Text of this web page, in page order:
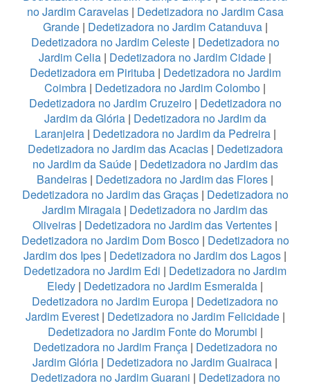
no Jardim Caravelas| Dedetizadora no Jardim Casa
Grande| Dedetizadora no Jardim Catanduva|
Dedetizadora no Jardim Celeste| Dedetizadora no
Jardim Celia | Dedetizadora no Jardim Cidade |
Dedetizadora em Pirituba| Dedetizadora no Jardim
Coimbra | Dedetizadora no Jardim Colombo |
Dedetizadora no Jardim Cruzeiro| Dedetizadora no
Jardim da Glória| Dedetizadora no Jardim da
Laranjeira| Dedetizadora no Jardim da Pedreira|
Dedetizadora no Jardim das Acacias| Dedetizadora
no Jardim da Saúde| Dedetizadora no Jardim das
Bandeiras | Dedetizadora no Jardim das Flores |
Dedetizadora no Jardim das Graças| Dedetizadora no
Jardim Miragaia | Dedetizadora no Jardim das
Oliveiras | Dedetizadora no Jardim das Vertentes |
Dedetizadora no Jardim Dom Bosco| Dedetizadora no
Jardim dos Ipes | Dedetizadora no Jardim dos Lagos |
Dedetizadora no Jardim Edi | Dedetizadora no Jardim
Eledy | Dedetizadora no Jardim Esmeralda |
Dedetizadora no Jardim Europa | Dedetizadora no
Jardim Everest| Dedetizadora no Jardim Felicidade|
Dedetizadora no Jardim Fonte do Morumbi |
Dedetizadora no Jardim França| Dedetizadora no
Jardim Glória | Dedetizadora no Jardim Guairaca |
Dedetizadora no Jardim Guarani | Dedetizadora no